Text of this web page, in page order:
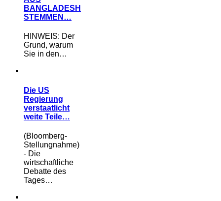
BANGLADESH
STEMMEN…
HINWEIS: Der
Grund, warum
Sie in den…
Die US
Regierung
verstaatlicht
weite Teile…
(Bloomberg-
Stellungnahme)
- Die
wirtschaftliche
Debatte des
Tages…